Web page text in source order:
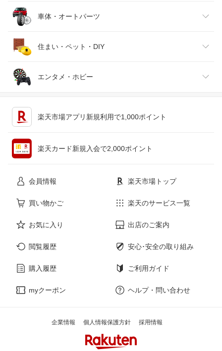
靴
腕時計
ジュエリー・アクセサリー
日本酒・焼酎
TV・オーディオ・カメラ
スマートフォン・タブレット
パソコン・周辺機器
スポーツ・アウトドア
ゴルフ
車体・オートパーツ
車用品・バイク用品
車・バイク
住まい・ペット・DIY
インテリア・寝具・収納
エンタメ・ホビー
本・雑誌・コミック
楽天市場アプリ新規利用で1,000ポイント
楽天カード新規入会で2,000ポイント
会員情報 楽天市場トップ
買い物かご 楽天のサービス一覧
お気に入り 出店のご案内
閲覧履歴 安心･安全の取り組み
購入履歴 ご利用ガイド
myクーポン ヘルプ・問い合わせ
企業情報 個人情報保護方針 採用情報